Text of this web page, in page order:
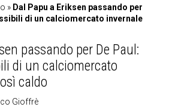
» Dal Papu a Eriksen passando per
di un calciomercato invernale
passando per De Paul:
di un calciomercato
caldo
Gioffrè